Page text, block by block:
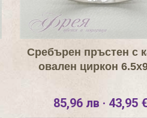
Сребърен пръстен с
овален циркон
85,96 лв · 43,95 €